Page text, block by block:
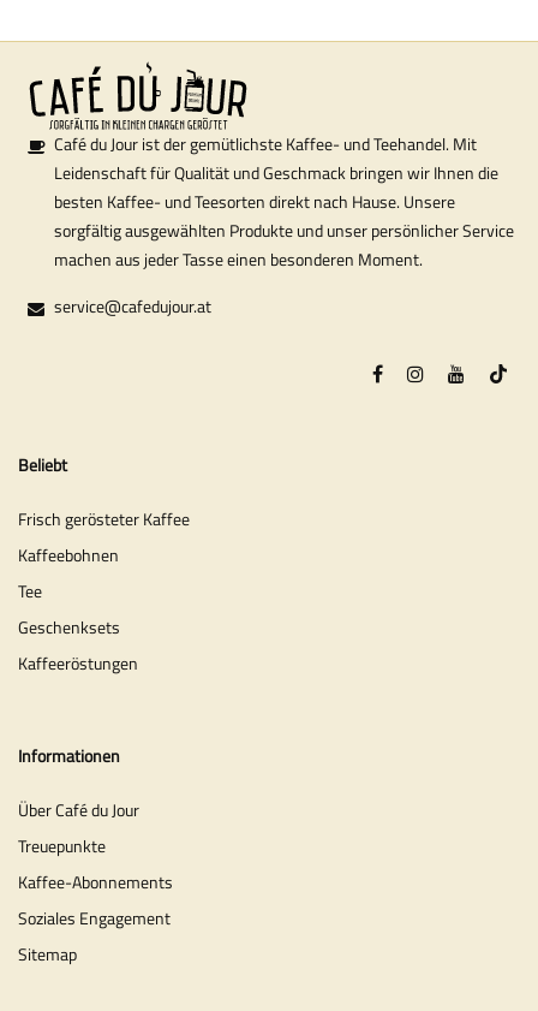
Café du Jour ist der gemütlichste Kaffee- und Teehandel. Mit
Leidenschaft für Qualität und Geschmack bringen wir Ihnen die
besten Kaffee- und Teesorten direkt nach Hause. Unsere
sorgfältig ausgewählten Produkte und unser persönlicher Service
machen aus jeder Tasse einen besonderen Moment.
service@cafedujour.at
Beliebt
Frisch gerösteter Kaffee
Kaffeebohnen
Tee
Geschenksets
Kaffeeröstungen
Informationen
Über Café du Jour
Treuepunkte
Kaffee-Abonnements
Soziales Engagement
Sitemap